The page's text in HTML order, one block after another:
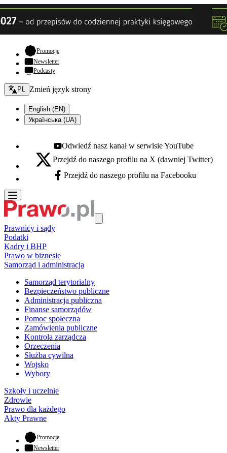
Promocje- otwiera się w nowej karcie
Newsletter
Podcasty
Zmień język - bieżący:
PL Zmień język strony
English (EN)
Українська (UA)
Youtube - otwiera się w nowej karcie
Odwiedź nasz kanał w serwisie YouTube
X - otwiera się w nowej karcie
Przejdź do naszego profilu na X (dawniej Twitter)
Facebook - otwiera się w nowej karcie
Przejdź do naszego profilu na Facebooku
Prawnicy i sądy
Podatki
Kadry i BHP
Prawo w biznesie
Samorząd i administracja
Samorząd terytorialny
Bezpieczeństwo publiczne
Administracja publiczna
Finanse samorządów
Pomoc społeczna
Zamówienia publiczne
Kontrola zarządcza
Orzeczenia
Służba cywilna
Wojsko
Wybory
Szkoły i uczelnie
Zdrowie
Prawo dla każdego
Akty Prawne
Promocje- otwiera się w nowej karcie
Newsletter